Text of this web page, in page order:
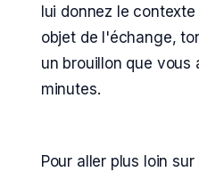
lui donnez le
objet de l'échange,
un brouillon que vous
minutes.
Pour aller plus loin